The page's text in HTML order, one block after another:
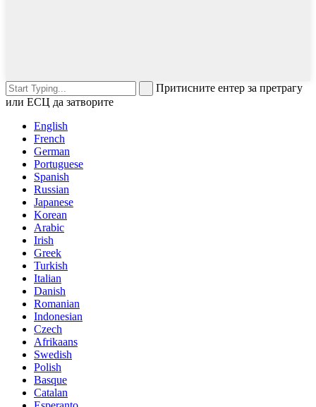
Притисните ентер за претрагу
или ЕСЦ да затворите
English
French
German
Portuguese
Spanish
Russian
Japanese
Korean
Arabic
Irish
Greek
Turkish
Italian
Danish
Romanian
Indonesian
Czech
Afrikaans
Swedish
Polish
Basque
Catalan